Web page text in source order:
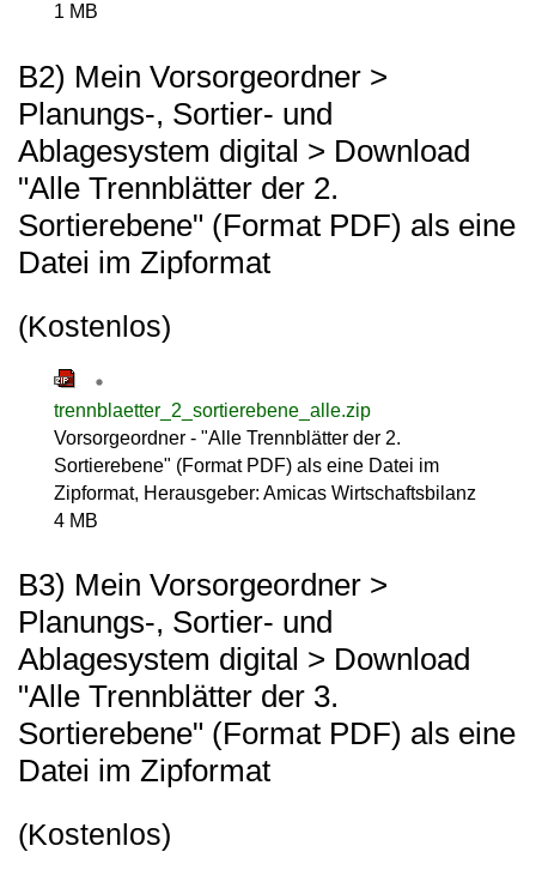
1 MB
B2) Mein Vorsorgeordner >
Planungs-, Sortier- und
Ablagesystem digital > Download
"Alle Trennblätter der 2.
Sortierebene" (Format PDF) als eine
Datei im Zipformat
(Kostenlos)
trennblaetter_2_sortierebene_alle.zip
Vorsorgeordner - "Alle Trennblätter der 2.
Sortierebene" (Format PDF) als eine Datei im
Zipformat, Herausgeber: Amicas Wirtschaftsbilanz
4 MB
B3) Mein Vorsorgeordner >
Planungs-, Sortier- und
Ablagesystem digital > Download
"Alle Trennblätter der 3.
Sortierebene" (Format PDF) als eine
Datei im Zipformat
(Kostenlos)